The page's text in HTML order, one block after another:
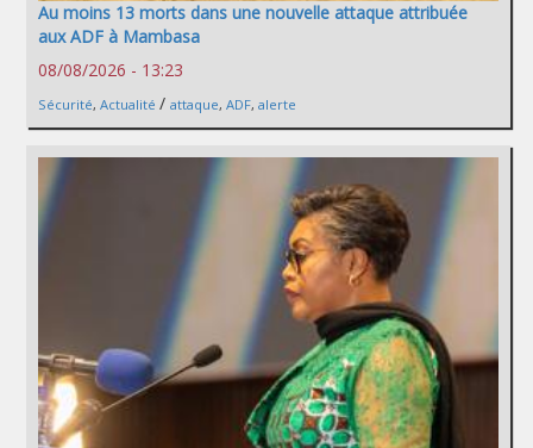
Au moins 13 morts dans une nouvelle attaque attribuée
aux ADF à Mambasa
08/08/2026 - 13:23
Sécurité, Actualité / attaque, ADF, alerte